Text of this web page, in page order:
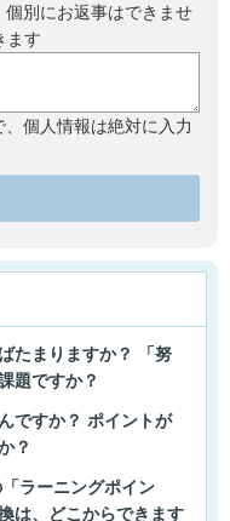
別にお返事はできませ
ます
個人情報は絶対に入力
たまりますか？ 「努
題ですか？
ですか？ ポイントが
？
ラーニングポイン
は、どこからできます